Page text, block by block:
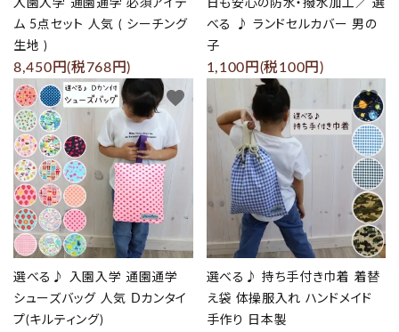
入園入学 通園通学 必須アイテ
ム 5点セット 人気 ( シーチング
生地 )
8,450円(税768円)
日も安心の防水・撥水加工／ 選
べる ♪ ランドセルカバー 男の
子
1,100円(税100円)
選べる♪ 入園入学 通園通学
シューズバッグ 人気 Dカンタイ
プ(キルティング)
favorite
選べる♪ 持ち手付き巾着 着替
え袋 体操服入れ ハンドメイド
手作り 日本製
favorite